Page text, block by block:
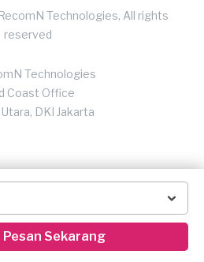
Pesan Sekarang
Technologies, All rights
reserved
Technologies
Coast Office
DKI Jakarta